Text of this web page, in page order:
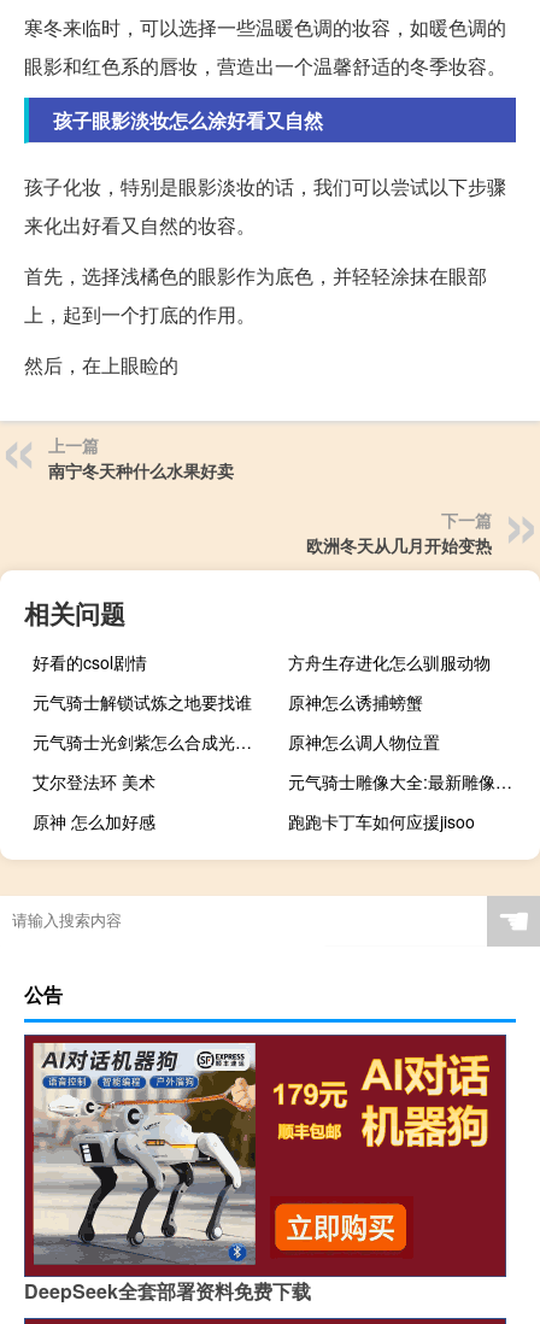
寒冬来临时，可以选择一些温暖色调的妆容，如暖色调的
眼影和红色系的唇妆，营造出一个温馨舒适的冬季妆容。
孩子眼影淡妆怎么涂好看又自然
孩子化妆，特别是眼影淡妆的话，我们可以尝试以下步骤
来化出好看又自然的妆容。
首先，选择浅橘色的眼影作为底色，并轻轻涂抹在眼部
上，起到一个打底的作用。
然后，在上眼睑的
上一篇
南宁冬天种什么水果好卖
下一篇
欧洲冬天从几月开始变热
相关问题
好看的csol剧情
方舟生存进化怎么驯服动物
元气骑士解锁试炼之地要找谁
原神怎么诱捕螃蟹
元气骑士光剑紫怎么合成光剑土豪金
原神怎么调人物位置
艾尔登法环 美术
元气骑士雕像大全:最新雕像大全
原神 怎么加好感
跑跑卡丁车如何应援jisoo
☚
公告
DeepSeek全套部署资料免费下载